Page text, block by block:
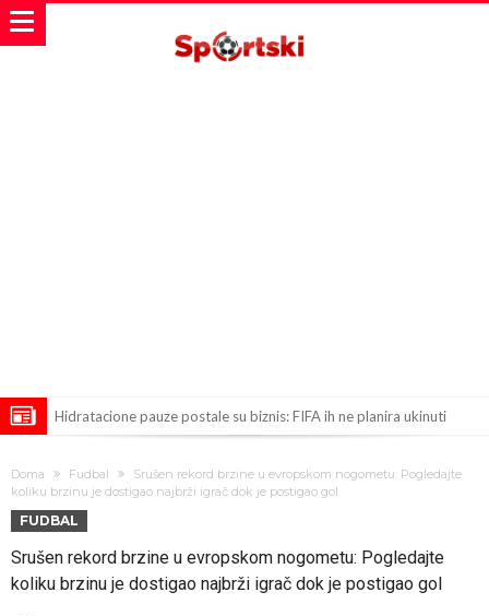
Hidratacione pauze postale su biznis: FIFA ih ne planira ukinuti
Infantino i ljubavnička veza: Kontroverzni detalji i novčana isplata iz
UEFA
Murinjo uvodi strogu disciplinu u Real Madrid. Ovo su tri nova
pravila
Arsenal za 138 miliona evra dovodi zvezdu Serie A?
Doma Fudbal
Srušen rekord brzine u evropskom nogometu: Pogledajte
koliku brzinu je dostigao najbrži igrač dok je postigao gol
FUDBAL
Srušen rekord brzine u evropskom nogometu: Pogledajte
koliku brzinu je dostigao najbrži igrač dok je postigao gol